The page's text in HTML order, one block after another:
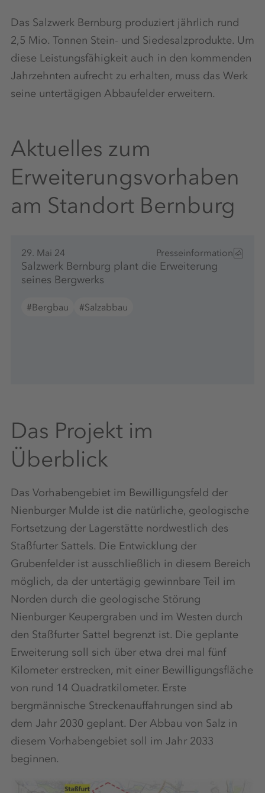
Das Salzwerk Bernburg produziert jährlich rund
2,5 Mio. Tonnen Stein- und Siedesalzprodukte. Um
diese Leistungsfähigkeit auch in den kommenden
Jahrzehnten aufrecht zu erhalten, muss das Werk
seine untertägigen Abbaufelder erweitern.
Aktuelles zum
Erweiterungsvorhaben
am Standort Bernburg
29. Mai 24 Presseinformation
Salzwerk Bernburg plant die Erweiterung
seines Bergwerks
#Bergbau #Salzabbau
Das Projekt im
Überblick
Das Vorhabengebiet im Bewilligungsfeld der
Nienburger Mulde ist die natürliche, geologische
Fortsetzung der Lagerstätte nordwestlich des
Staßfurter Sattels. Die Entwicklung der
Grubenfelder ist ausschließlich in diesem Bereich
möglich, da der untertägig gewinnbare Teil im
Norden durch die geologische Störung
Nienburger Keupergraben und im Westen durch
den Staßfurter Sattel begrenzt ist. Die geplante
Erweiterung soll sich über etwa drei mal fünf
Kilometer erstrecken, mit einer Bewilligungsfläche
von rund 14 Quadratkilometer. Erste
bergmännische Streckenauffahrungen sind ab
dem Jahr 2030 geplant. Der Abbau von Salz in
diesem Vorhabengebiet soll im Jahr 2033
beginnen.